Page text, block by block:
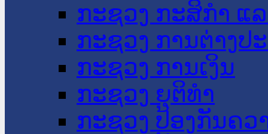
ກະຊວງ ກະສິກຳ ແ
ກະຊວງ ການຕ່າງປ
ກະຊວງ ການເງິນ
ກະຊວງ ຍຸຕິທໍາ
ກະຊວງ ປ້ອງກັນຄວ